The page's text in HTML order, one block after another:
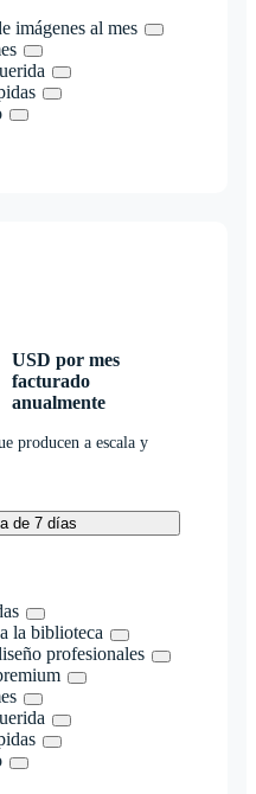
imágenes al mes
USD por mes
facturado
anualmente
producen a escala y
de 7 días
la biblioteca
profesionales